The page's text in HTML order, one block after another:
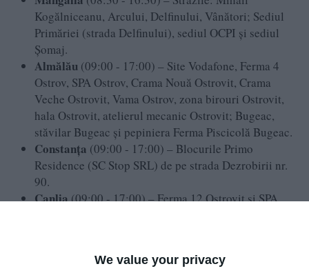
We value your privacy
Kogălniceanu, Arcului, Delfinului, Vânători; Sediul
Primăriei (strada Delfinului), sediul OCPI și sediul
Șomaj.
Almălău (09:00 - 17:00) – Site Vodafone, Ferma 4
Ostrov, SPA Ostrov, Crama Nouă Ostrovit, Crama
Veche Ostrovit, Vama Ostrov, zona birouri Ostrovit,
hala Ostrovit, atelierul mecanic Ostrovit; Bugeac,
stăvilar Bugeac și pepiniera Ferma Piscicolă Bugeac.
Constanța (09:00 - 17:00) – Blocurile Primo
Residence (SC Stop SRL) de pe strada Dezrobirii nr.
90.
Canlia(09:00 - 17:00) – Ferma 12 Ostrovit și SPA